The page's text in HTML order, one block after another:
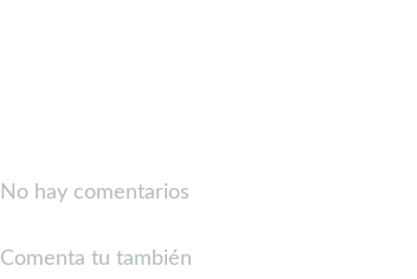
No hay comentarios
Comenta tu también